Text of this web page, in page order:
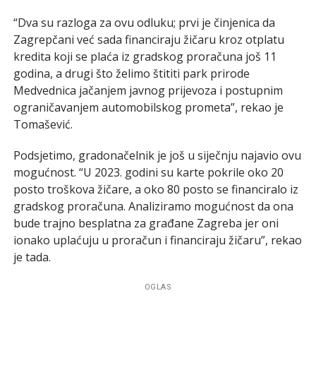
“Dva su razloga za ovu odluku; prvi je činjenica da
Zagrepčani već sada financiraju žičaru kroz otplatu
kredita koji se plaća iz gradskog proračuna još 11
godina, a drugi što želimo štititi park prirode
Medvednica jačanjem javnog prijevoza i postupnim
ograničavanjem automobilskog prometa”, rekao je
Tomašević.
Podsjetimo, gradonačelnik je još u siječnju najavio ovu
mogućnost. “U 2023. godini su karte pokrile oko 20
posto troškova žičare, a oko 80 posto se financiralo iz
gradskog proračuna. Analiziramo mogućnost da ona
bude trajno besplatna za građane Zagreba jer oni
ionako uplaćuju u proračun i financiraju žičaru”, rekao
je tada.
OGLAS